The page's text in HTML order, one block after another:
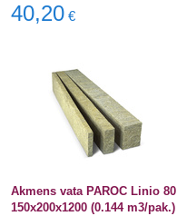
40,20 €
Akmens vata PAROC Linio 80
150x200x1200 (0.144 m3/pak.)